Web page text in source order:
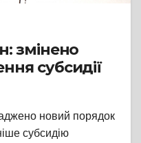
змінено
субсидії
новий порядок
субсидію